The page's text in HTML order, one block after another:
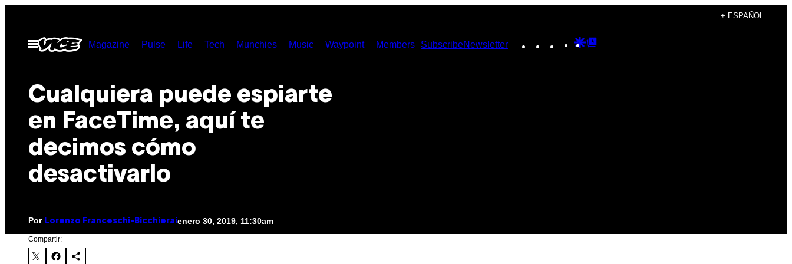
contenido
+ ESPAÑOL
Abrir
Menú
Magazine Pulse Life Tech Munchies Music Waypoint Members SubscribeNewsletter Instagram
TikTokYouTube
Google
Cualquiera puede espiarte
en FaceTime, aquí te
decimos cómo
desactivarlo
Por Lorenzo Franceschi-Bicchierai enero 30, 2019, 11:30am
Compartir: